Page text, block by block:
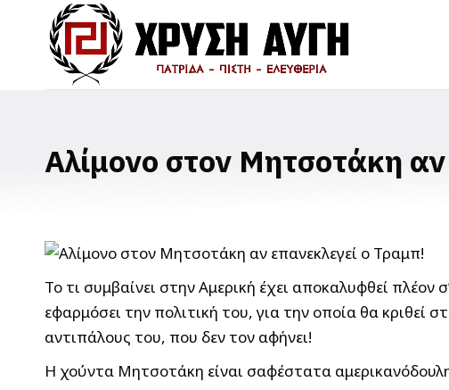
Αλίμονο στον Μητσοτάκη
Το τι συμβαίνει στην Αμερική έχει αποκαλυφθεί
εφαρμόσει την πολιτική του, για την οποία θα κριθεί
αντιπάλους του, που δεν τον αφήνει!
Η χούντα Μητσοτάκη είναι σαφέστατα